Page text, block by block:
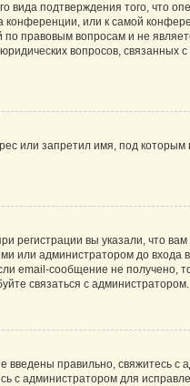
вида подтверждения того, что
или к самой
правовым вопросам и не
вопросов, связанных
или запретил имя, под которым
регистрации вы указали, что
или администратором до входа
email-сообщение не получено,
связаться с администратором.
введены правильно, свяжитесь с
с администратором для